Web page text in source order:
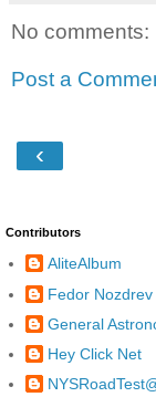
No comments:
Post a
‹
Contributors
AliteAlbum
Fedor Nozdrev
General
Hey Click Net